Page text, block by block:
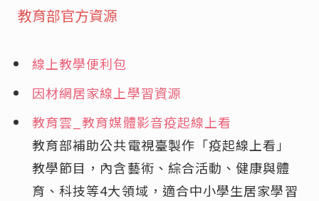
教育部官方資源
線上教學便利包
因材網居家線上學習資源
教育雲_教育媒體影音疫起線上看
教育部補助公共電視臺製作「疫起線上看」
教學節目，內含藝術、綜合活動、健康與體
育、科技等4大領域，適合中小學生居家學習